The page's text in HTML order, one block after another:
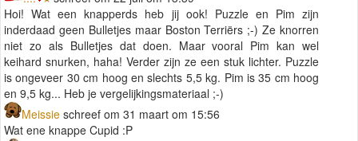
Hoi! Wat een knapperds heb jij ook! Puzzle en Pim zijn
inderdaad geen Bulletjes maar Boston Terriërs ;-) Ze knorren
niet zo als Bulletjes dat doen. Maar vooral Pim kan wel
keihard snurken, haha! Verder zijn ze een stuk lichter. Puzzle
is ongeveer 30 cm hoog en slechts 5,5 kg. Pim is 35 cm hoog
en 9,5 kg... Heb je vergelijkingsmateriaal ;-)
Meissie schreef om 31 maart om 15:56
Wat ene knappe Cupid :P